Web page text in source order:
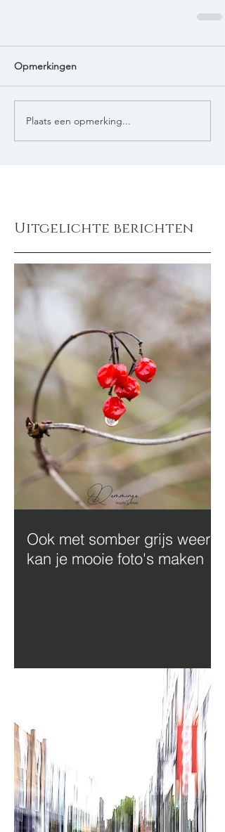
Opmerkingen
Plaats een opmerking...
Uitgelichte berichten
Ook met somber grijs weer
kan je mooie foto's maken